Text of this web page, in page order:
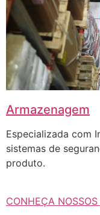
Armazenagem
Especializada com
sistemas de
produto.
CONHEÇA NOSSOS